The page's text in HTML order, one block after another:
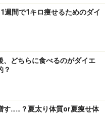
待できます。
い抗酸化作用があるた
予防に役立ちます。
、成功率を高める
週間で1キロ痩せるためのダイ
、どちらに食べるのがダイエ
？
す……？夏太り体質or夏痩せ体